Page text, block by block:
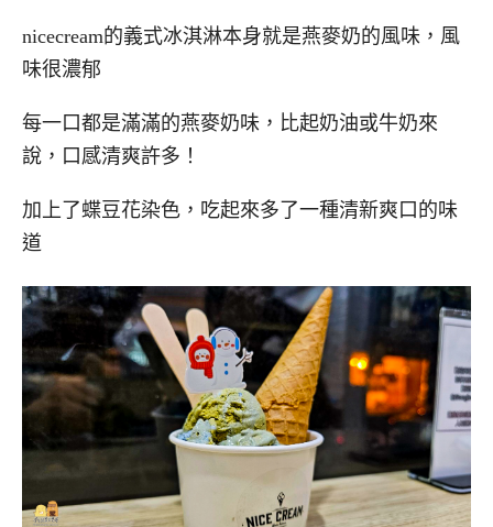
nicecream的義式冰淇淋本身就是燕麥奶的風味，風
味很濃郁
每一口都是滿滿的燕麥奶味，比起奶油或牛奶來
說，口感清爽許多！
加上了蝶豆花染色，吃起來多了一種清新爽口的味
道